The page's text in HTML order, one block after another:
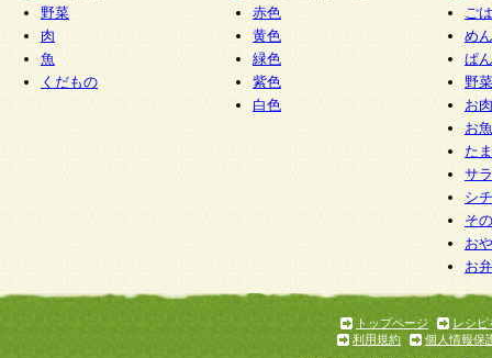
野菜
肉
魚
くだもの
赤色
黄色
緑色
紫色
白色
ご
めん
ぱん
野
お
お
た
サ
シ
そ
お
お
トップページ
レシピ
利用規約
個人情報保